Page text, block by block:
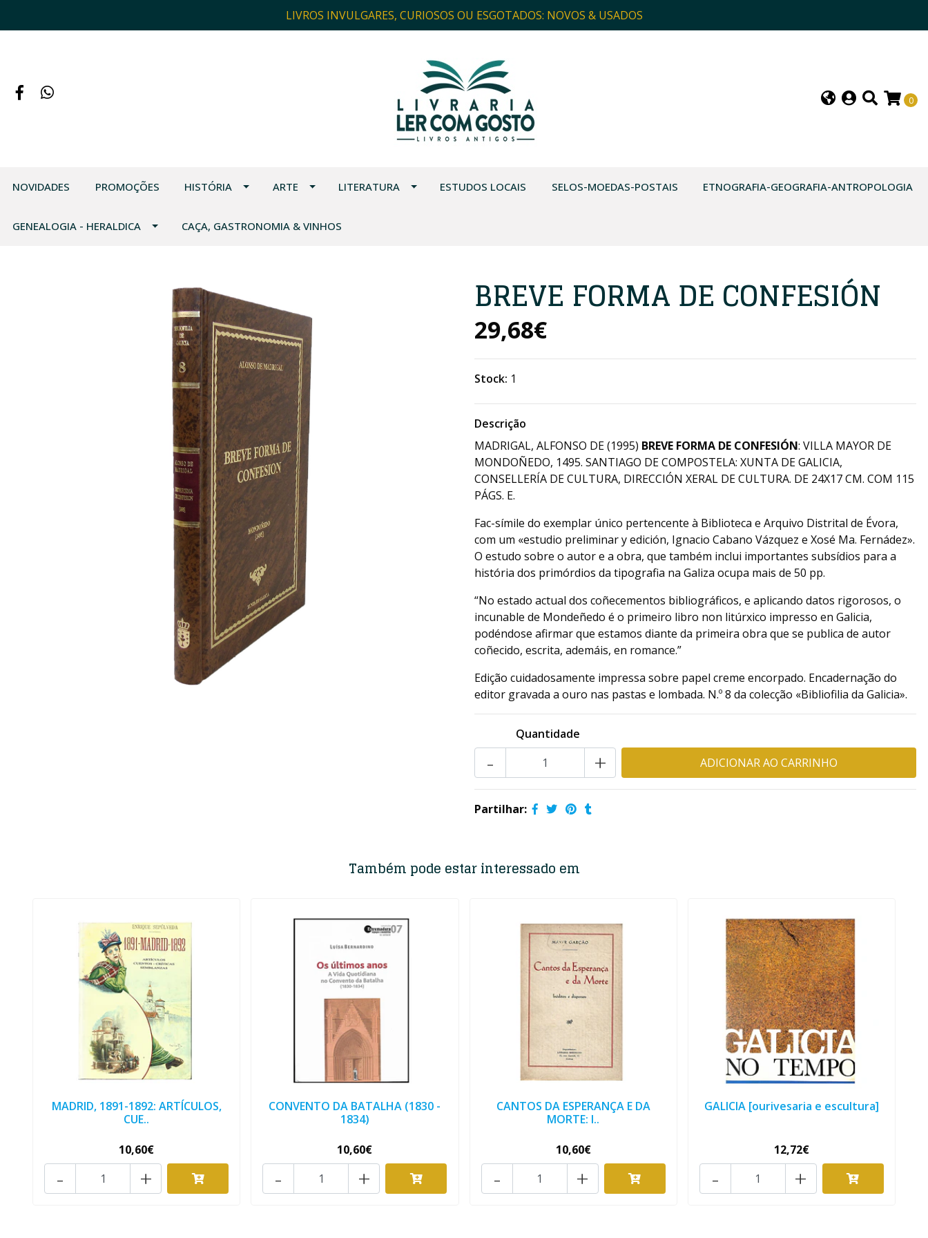
LIVROS INVULGARES, CURIOSOS OU ESGOTADOS: NOVOS & USADOS
0
NOVIDADES PROMOÇÕES HISTÓRIA ARTE LITERATURA ESTUDOS LOCAIS SELOS-MOEDAS-POSTAIS ETNOGRAFIA-GEOGRAFIA-ANTROPOLOGIA
GENEALOGIA - HERALDICA CAÇA, GASTRONOMIA & VINHOS
BREVE FORMA DE CONFESIÓN
29,68€
Stock: 1
Descrição
MADRIGAL, ALFONSO DE (1995) BREVE FORMA DE CONFESIÓN: VILLA MAYOR DE
MONDOÑEDO, 1495. SANTIAGO DE COMPOSTELA: XUNTA DE GALICIA,
CONSELLERÍA DE CULTURA, DIRECCIÓN XERAL DE CULTURA. DE 24X17 CM. COM 115
PÁGS. E.
Fac-símile do exemplar único pertencente à Biblioteca e Arquivo Distrital de Évora,
com um «estudio preliminar y edición, Ignacio Cabano Vázquez e Xosé Ma. Fernádez».
O estudo sobre o autor e a obra, que também inclui importantes subsídios para a
história dos primórdios da tipografia na Galiza ocupa mais de 50 pp.
“No estado actual dos coñecementos bibliográficos, e aplicando datos rigorosos, o
incunable de Mondeñedo é o primeiro libro non litúrxico impresso en Galicia,
podéndose afirmar que estamos diante da primeira obra que se publica de autor
coñecido, escrita, ademáis, en romance.”
Edição cuidadosamente impressa sobre papel creme encorpado. Encadernação do
editor gravada a ouro nas pastas e lombada. N.º 8 da colecção «Bibliofilia da Galicia».
Quantidade
+
-
Partilhar:
Também pode estar interessado em
MADRID, 1891-1892: ARTÍCULOS,
CUE..
10,60€
+
-
CONVENTO DA BATALHA (1830 -
1834)
10,60€
+
-
CANTOS DA ESPERANÇA E DA
MORTE: I..
10,60€
+
-
GALICIA [ourivesaria e escultura]
12,72€
+
-